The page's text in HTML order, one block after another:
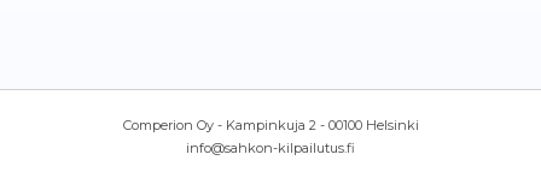
Comperion Oy - Kampinkuja 2 - 00100 Helsinki
info@sahkon-kilpailutus.fi